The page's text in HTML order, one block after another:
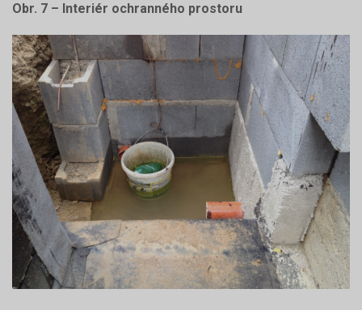
Obr. 7 – Interiér ochranného prostoru